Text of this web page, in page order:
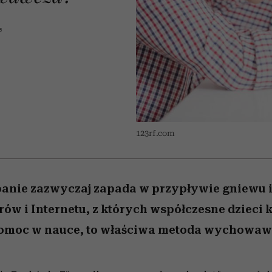
123rf.com
zazwyczaj zapada w przypływie gniewu i
i Internetu, z których współczesne dzieci
w nauce, to właściwa metoda